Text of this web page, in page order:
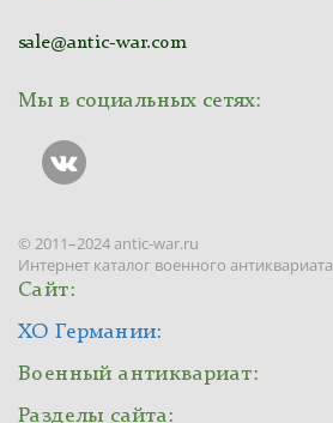
sale@antic-war.com
Мы в социальных сетях:
© 2011–2024 antic-war.ru
Интернет каталог военного антиквариата
Сайт:
ХО Германии:
Военный антиквариат:
Разделы сайта: